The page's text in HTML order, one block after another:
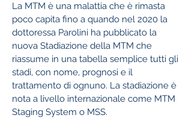
La MTM è una malattia che è rimasta
poco capita fino a quando nel 2020 la
dottoressa Parolini ha pubblicato la
nuova Stadiazione della MTM che
riassume in una tabella semplice tutti gli
stadi, con nome, prognosi e il
trattamento di ognuno. La stadiazione è
nota a livello internazionale come MTM
Staging System o MSS.